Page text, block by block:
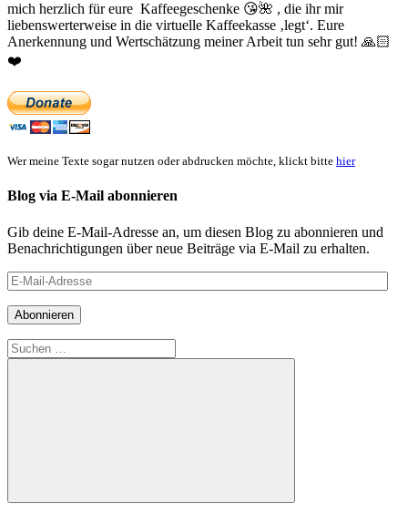
mich herzlich für eure Kaffeegeschenke 😘🌺 , die ihr mir
liebenswerterweise in die virtuelle Kaffeekasse ‚legt‘. Eure
Anerkennung und Wertschätzung meiner Arbeit tun sehr gut! 🙏🏻
❤️
Wer meine Texte sogar nutzen oder abdrucken möchte, klickt bitte hier
Blog via E-Mail abonnieren
Gib deine E-Mail-Adresse an, um diesen Blog zu abonnieren und
Benachrichtigungen über neue Beiträge via E-Mail zu erhalten.
E-
Mail-
Adresse
Abonnieren
Suchen
nach:
Suchen